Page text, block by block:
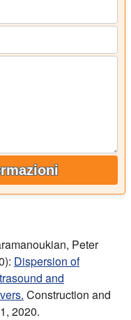
Peter
Dispersion of
and
Construction and
2020.